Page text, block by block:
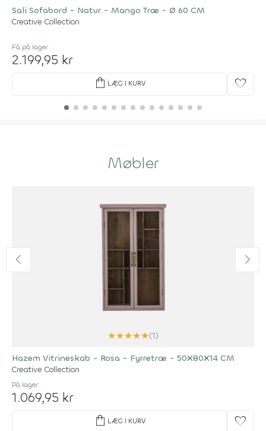
Sali Sofabord - Natur - Mango Træ - Ø 60 CM
Creative Collection
Få på lager
2.199,95 kr
shopping_bag LÆG I KURV favorite
Møbler
★★★★★(1)
Hazem Vitrineskab - Rosa - Fyrretræ - 50X80X14 CM
Creative Collection
På lager
1.069,95 kr
shopping_bag LÆG I KURV favorite